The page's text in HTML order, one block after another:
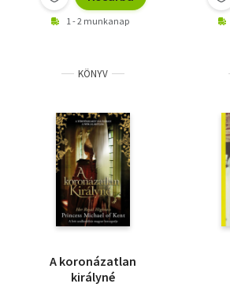
1 - 2 munkanap
KÖNYV
A koronázatlan
királyné